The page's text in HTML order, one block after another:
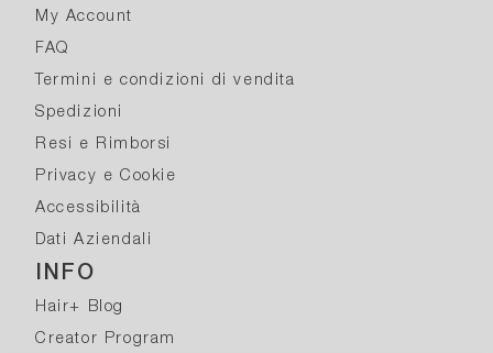
My Account
FAQ
Termini e condizioni di vendita
Spedizioni
Resi e Rimborsi
Privacy e Cookie
Accessibilità
Dati Aziendali
INFO
Hair+ Blog
Creator Program